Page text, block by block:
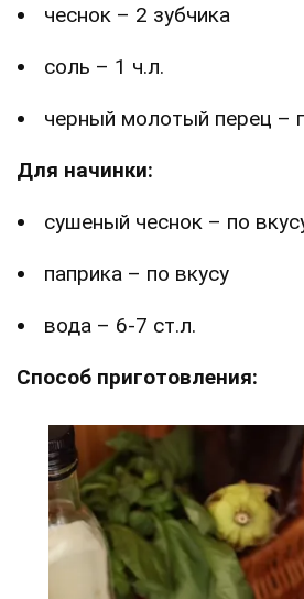
чеснок – 2 зубчика
соль – 1 ч.л.
черный молотый перец –
Для начинки:
сушеный чеснок – по
паприка – по вкусу
вода – 6-7 ст.л.
Способ приготовления: